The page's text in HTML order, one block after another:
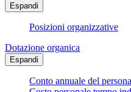
Espandi
Posizioni organizzative
Dotazione organica
Espandi
Conto annuale del